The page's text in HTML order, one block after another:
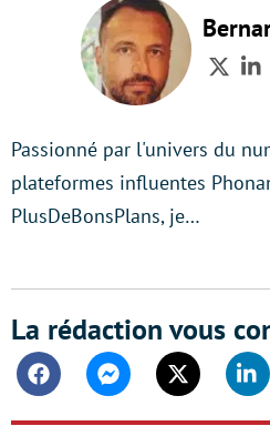
Passionné par l'univers du
plateformes influentes
PlusDeBonsPlans, je…
La rédaction vous
FacebookMessengerTwitter